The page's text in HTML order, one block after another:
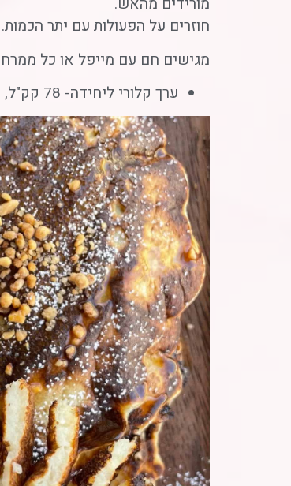
חוזרים על הפעולות עם יתר הכמות.
מגישים חם עם מייפל או כל
ערך קלורי ליחידה- 78 קק"ל, 5 גר' חלבון